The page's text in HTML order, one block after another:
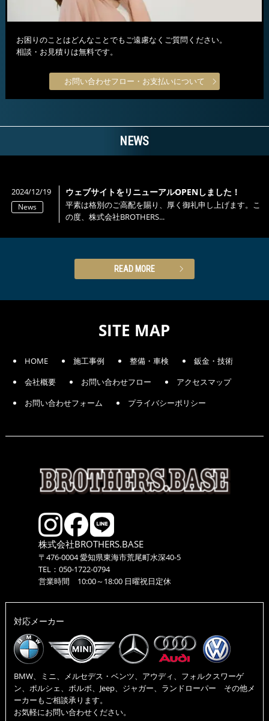
お困りのことはどんなことでもご遠慮なくご質問ください。
相談・お見積りは無料です。
お問い合わせフロー・お支払いについて
NEWS
2024/12/19
News
ウェブサイトをリニューアルOPENしました！
平素は格別のご高配を賜り、厚く御礼申し上げます。こ
の度、株式会社BROTHERS...
READ MORE
SITE MAP
HOME 施工事例 整備・車検
鈑金・技術
会社概要
お問い合わせフロー
アクセスマップ
お問い合わせフォーム
プライバシーポリシー
株式会社BROTHERS.BASE
〒476-0004 愛知県東海市荒尾町水深40-5
TEL：050-1722-0794
営業時間 10:00～18:00 日曜祝日定休
対応メーカー
BMW、ミニ、メルセデス・ベンツ、アウディ、フォルクスワーゲ
ン、ポルシェ、ボルボ、Jeep、ジャガー、ランドローパー その他メ
ーカーもご相談承ります。
お気軽にお問い合わせください。